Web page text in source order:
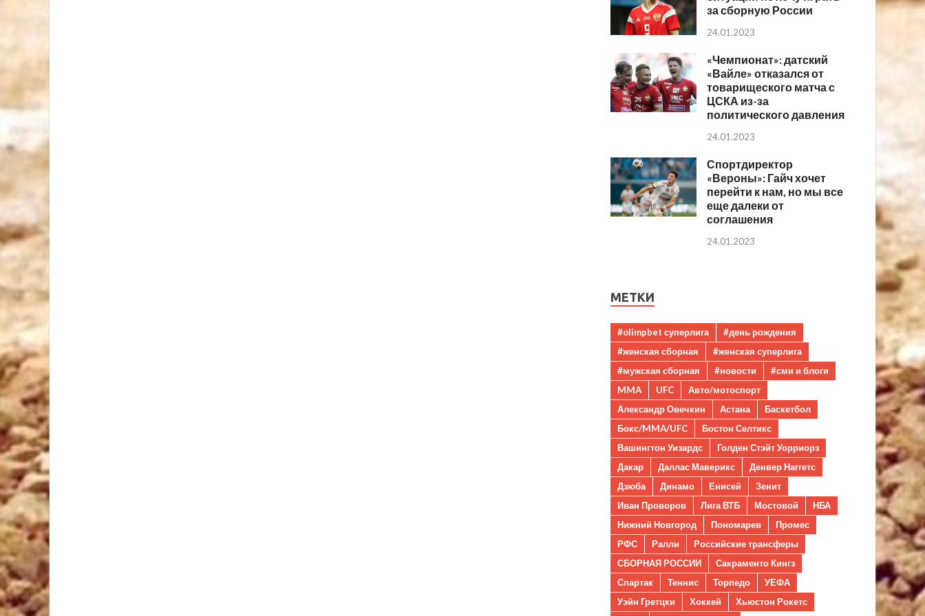
за сборную России
24.01.2023
«Чемпионат»: датский
«Вайле» отказался от
товарищеского матча с
ЦСКА из-за
политического давления
24.01.2023
Спортдиректор
«Вероны»: Гайч хочет
перейти к нам, но мы все
еще далеки от
соглашения
24.01.2023
МЕТКИ
#olimpbet суперлига
#день рождения
#женская сборная
#женская суперлига
#мужская сборная
#новости
#сми и блоги
MMA
UFC
Авто/мотоспорт
Александр Овечкин
Астана
Баскетбол
Бокс/MMA/UFC
Бостон Селтикс
Вашингтон Уизардс
Голден Стэйт Уорриорз
Дакар
Даллас Маверикс
Денвер Наггетс
Дзюба
Динамо Енисей
Зенит
Иван Проворов
Лига ВТБ Мостовой
НБА
Нижний Новгород
Пономарев
Промес
РФС
Ралли
Российские трансферы
СБОРНАЯ РОССИИ
Сакраменто Кингз
Спартак
Теннис Торпедо
УЕФА
Уэйн Гретцки
Хоккей
Хьюстон Рокетс